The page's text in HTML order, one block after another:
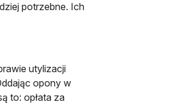
potrzebne. Ich
utylizacji
opony w
to: opłata za